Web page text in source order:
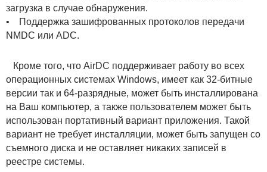
загрузка в случае обнаружения.
• Поддержка зашифрованных протоколов передачи
NMDC или ADC.
Кроме того, что AirDC поддерживает работу во всех
операционных системах Windows, имеет как 32-битные
версии так и 64-разрядные, может быть инсталлирована
на Ваш компьютер, а также пользователем может быть
использован портативный вариант приложения. Такой
вариант не требует инсталляции, может быть запущен со
съемного диска и не оставляет никаких записей в
реестре системы.